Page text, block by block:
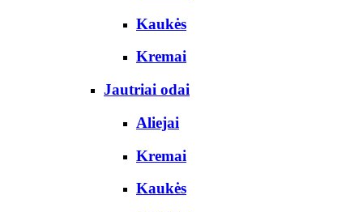
Kaukės
Kremai
Jautriai odai
Aliejai
Kremai
Kaukės